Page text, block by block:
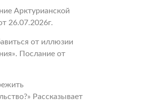
Арктурианской
26.07.2026г.
от иллюзии
Послание от
Рассказывает